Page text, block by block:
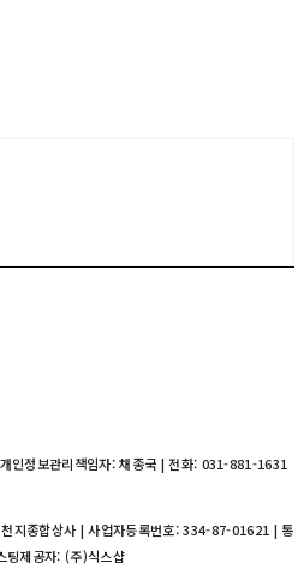
인정보관리책임자: 채종국 | 전화: 031-881-1631
지종합상사 | 사업자등록번호:334-87-01621 | 통
팅제공자: (주)식스샵